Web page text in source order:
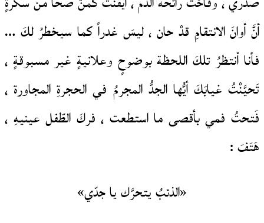
أنَّ أوانَ الانتقامِ قدْ حان ، ليسَ غدراً كما سيخطرُ لكَ …
فأنا أنتظرُ تلكَ اللحظة بوضوحٍ وعلانيةٍ غير مسبوقةٍ ،
تَحيَّنْتُ غيابَكَ أيُّها الجدُّ المجرمُ في الحجرةِ المجاورة ،
فَتحتُ فمي بأقصى ما استطعت ، فركَ الطّفل عينيهِ ،
هَتَفَ :
«الذئبُ يتحرَّك يا جدّي»